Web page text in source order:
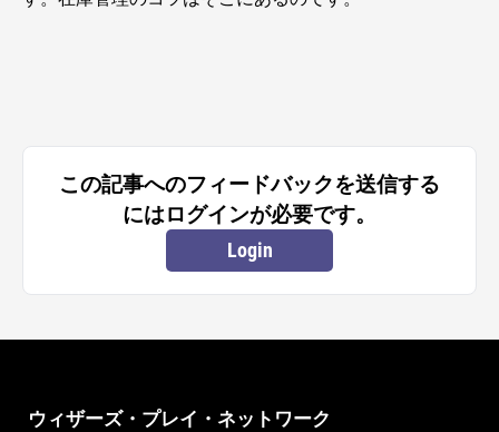
この記事へのフィードバックを送信する
にはログインが必要です。
Login
ウィザーズ・プレイ・ネットワーク